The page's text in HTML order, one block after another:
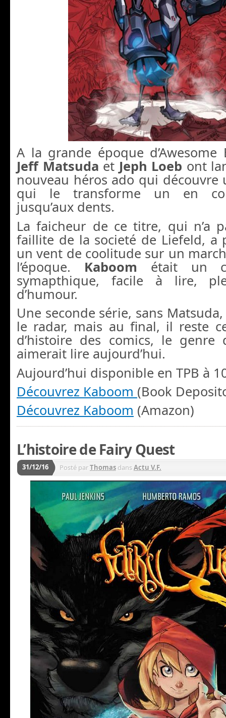
A la grande époque d’Awesome
Jeff Matsuda et Jeph Loeb ont
nouveau héros ado qui découvre
qui le transforme un en
jusqu’aux dents.
La faicheur de ce titre, qui n’a
faillite de la societé de Liefeld, a
un vent de coolitude sur un
l’époque. Kaboom était un
symapthique, facile à lire,
d’humour.
Une seconde série, sans
le radar, mais au final, il reste
d’histoire des comics, le genre
aimerait lire aujourd’hui.
Aujourd’hui disponible en TPB à
Découvrez Kaboom (Book
Découvrez Kaboom (Amazon)
L’histoire de Fairy Quest
31/12/16 Posté parThomas dansActu V.F.